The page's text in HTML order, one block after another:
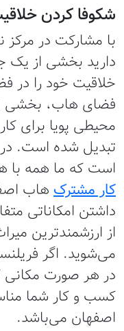
شکوفا کردن
با مشارکت در
دارید بخشی از یک
خلاقیت خود را در
فضای هاب، بخشی
محیطی پویا برای
تبدیل شده است. در
است که ما همه با
کار مشترکهاب
داشتن امکاناتی
از ارزشمندترین
می‌شوید. اگر
در هر صورت مکانی
کسب و کار شما
اصفهان می‌باشد.